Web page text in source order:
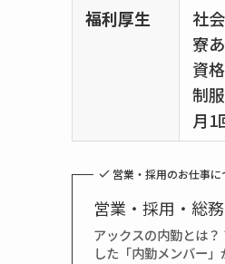
福利厚生
社
寮
資
制
月1
営業・採用のお仕事
営業・採用・総
アックスの内勤とは
した「内勤メンバー